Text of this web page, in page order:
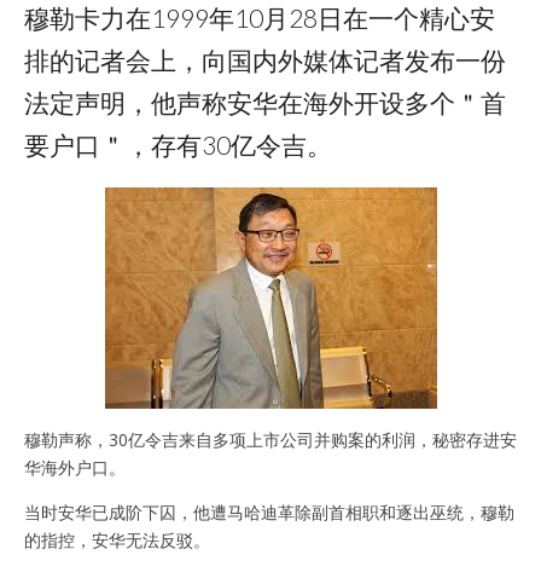
穆勒卡力在1999年10月28日在一个精心安
排的记者会上，向国内外媒体记者发布一份
法定声明，他声称安华在海外开设多个＂首
要户口＂，存有30亿令吉。
穆勒声称，30亿令吉来自多项上市公司并购案的利润，秘密存进安
华海外户口。
当时安华已成阶下囚，他遭马哈迪革除副首相职和逐出巫统，穆勒
的指控，安华无法反驳。